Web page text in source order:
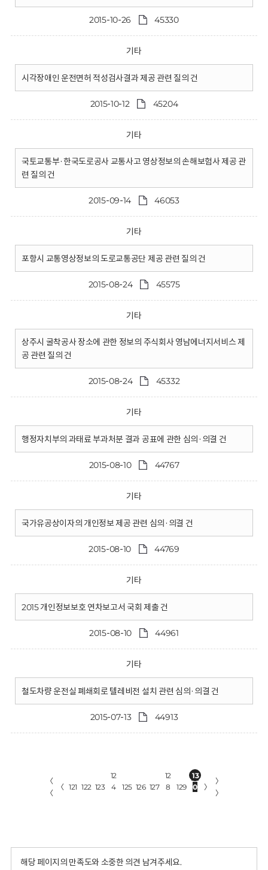
2015-10-26 45330
기타
시각장애인 운전면허 적성검사결과 제공 관련 질의 건
2015-10-12 45204
기타
국토교통부·한국도로공사 교통사고 영상정보의 손해보험사 제공 관
련 질의 건
2015-09-14 46053
기타
포항시 교통영상정보의 도로교통공단 제공 관련 질의 건
2015-08-24 45575
기타
상주시 굴착공사 장소에 관한 정보의 주식회사 영남에너지서비스 제
공 관련 질의 건
2015-08-24 45332
기타
행정자치부의 과태료 부과처분 결과 공표에 관한 심의·의결 건
2015-08-10 44767
기타
국가유공상이자의 개인정보 제공 관련 심의·의결 건
2015-08-10 44769
기타
2015 개인정보보호 연차보고서 국회 제출 건
2015-08-10 44961
기타
철도차량 운전실 폐쇄회로 텔레비전 설치 관련 심의·의결 건
2015-07-13 44913
〈
〈
〈 121 122 123
12
4
125 126 127
12
8
129
13
0
〉
〉
〉
해당 페이지의 만족도와 소중한 의견 남겨주세요.